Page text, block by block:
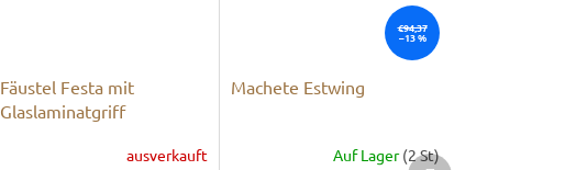
Fäustel Festa mit
Glaslaminatgriff
ausverkauft
€94,37
–13 %
Machete Estwing
Auf Lager(2 St)Nächstes